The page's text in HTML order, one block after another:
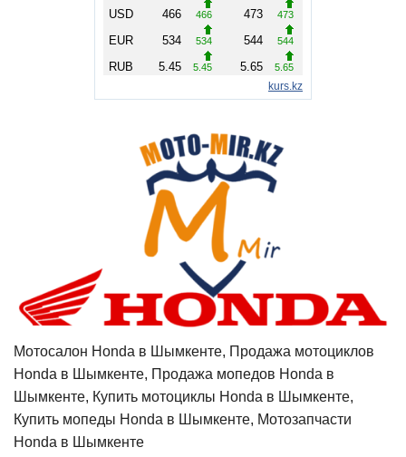
Мотосалон Honda в Шымкенте, Продажа мотоциклов
Honda в Шымкенте, Продажа мопедов Honda в
Шымкенте, Купить мотоциклы Honda в Шымкенте,
Купить мопеды Honda в Шымкенте, Мотозапчасти
Honda в Шымкенте